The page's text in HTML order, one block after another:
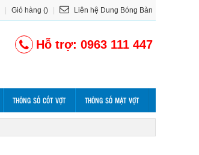
Giỏ hàng () Liên hệ Dung Bóng Bàn
Hỗ trợ: 0963 111 447
THÔNG SỐ CỐT VỢT THÔNG SỐ MẶT VỢT